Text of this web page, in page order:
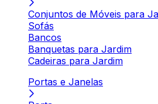
Conjuntos de Móveis para
Sofás
Bancos
Banquetas para Jardim
Cadeiras para Jardim
Portas e Janelas